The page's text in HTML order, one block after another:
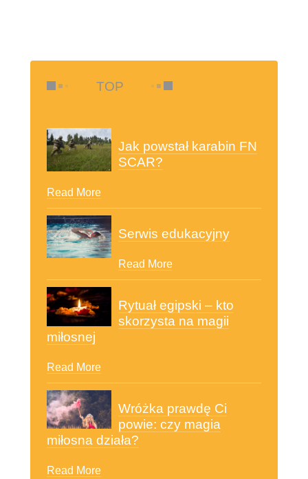
TOP
Jak powstał karabin FN
SCAR?
Read More
Serwis edukacyjny
Read More
Rytuał egipski – kto
skorzysta na magii
miłosnej
Read More
Wróżka prawdę Ci
powie: czy magia
miłosna działa?
Read More